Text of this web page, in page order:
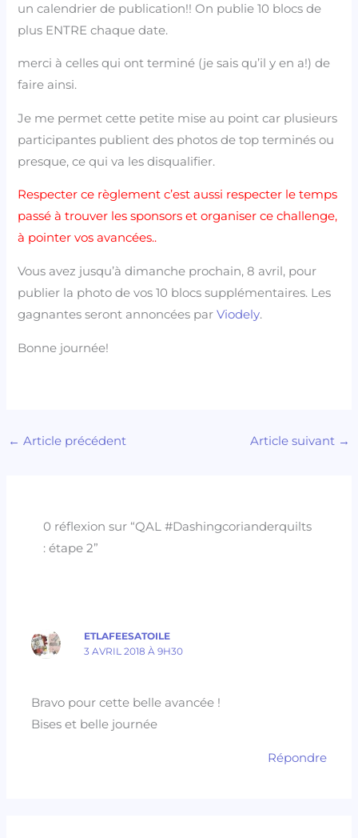
un calendrier de publication!! On publie 10 blocs de
plus ENTRE chaque date.
merci à celles qui ont terminé (je sais qu’il y en a!) de
faire ainsi.
Je me permet cette petite mise au point car plusieurs
participantes publient des photos de top terminés ou
presque, ce qui va les disqualifier.
Respecter ce règlement c’est aussi respecter le temps
passé à trouver les sponsors et organiser ce challenge,
à pointer vos avancées..
Vous avez jusqu’à dimanche prochain, 8 avril, pour
publier la photo de vos 10 blocs supplémentaires. Les
gagnantes seront annoncées parViodely.
Bonne journée!
← Article précédent Article suivant →
0 réflexion sur “QAL #Dashingcorianderquilts
: étape 2”
ETLAFEESATOILE
3 AVRIL 2018 À 9H30
Bravo pour cette belle avancée !
Bises et belle journée
Répondre